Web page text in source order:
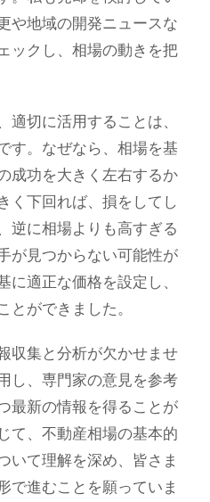
や地域の開発ニュースな
ックし、相場の動きを把
切に活用することは、
す。なぜなら、相場を基
成功を大きく左右するか
く下回れば、損をしてし
逆に相場よりも高すぎる
が見つからない可能性が
適正な価格を設定し、
ができました。
収集と分析が欠かせませ
し、専門家の意見を参考
最新の情報を得ることが
て、不動産相場の基本的
いて理解を深め、皆さま
で進むことを願っていま